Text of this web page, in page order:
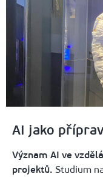
AI jako
Význam AI ve
projektů. Studium